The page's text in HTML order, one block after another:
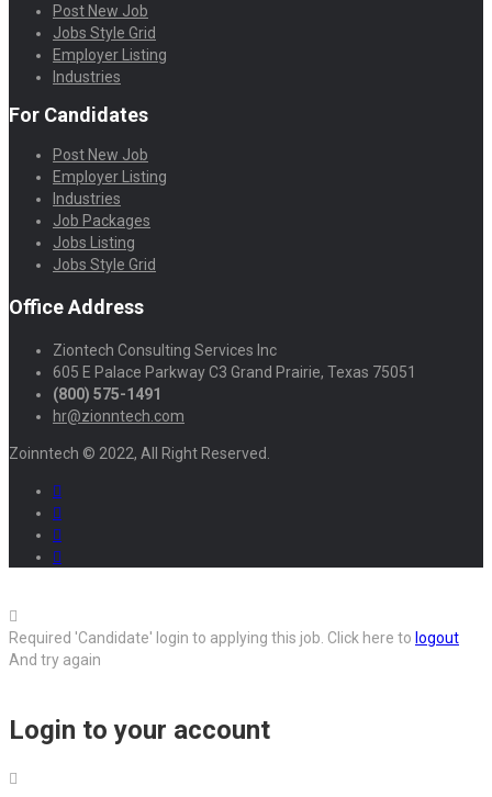
Post New Job
Jobs Style Grid
Employer Listing
Industries
For Candidates
Post New Job
Employer Listing
Industries
Job Packages
Jobs Listing
Jobs Style Grid
Office Address
Ziontech Consulting Services Inc
605 E Palace Parkway C3 Grand Prairie, Texas 75051
(800) 575-1491
hr@zionntech.com
Zoinntech © 2022, All Right Reserved.
Required 'Candidate' login to applying this job. Click here to logout
And try again
Login to your account